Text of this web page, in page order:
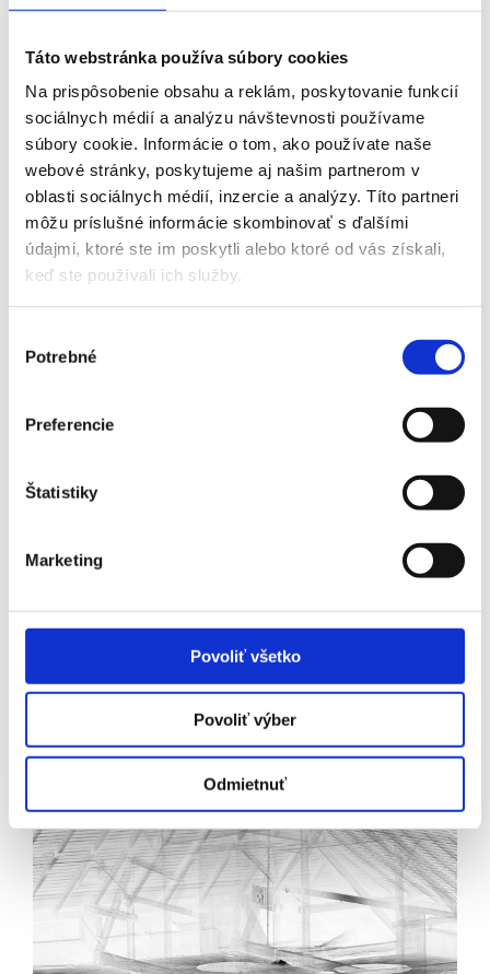
Táto webstránka používa súbory cookies
Na prispôsobenie obsahu a reklám, poskytovanie funkcií
sociálnych médií a analýzu návštevnosti používame
súbory cookie. Informácie o tom, ako používate naše
webové stránky, poskytujeme aj našim partnerom v
oblasti sociálnych médií, inzercie a analýzy. Títo partneri
môžu príslušné informácie skombinovať s ďalšími
údajmi, ktoré ste im poskytli alebo ktoré od vás získali,
keď ste používali ich služby.
súhlasu
Potrebné
Preferencie
Štatistiky
Marketing
Povoliť všetko
Povoliť výber
Odmietnuť
Galéria